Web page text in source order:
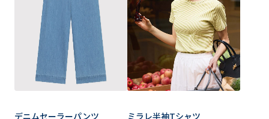
デニムセーラーパンツ ミラレ半袖Tシャツ